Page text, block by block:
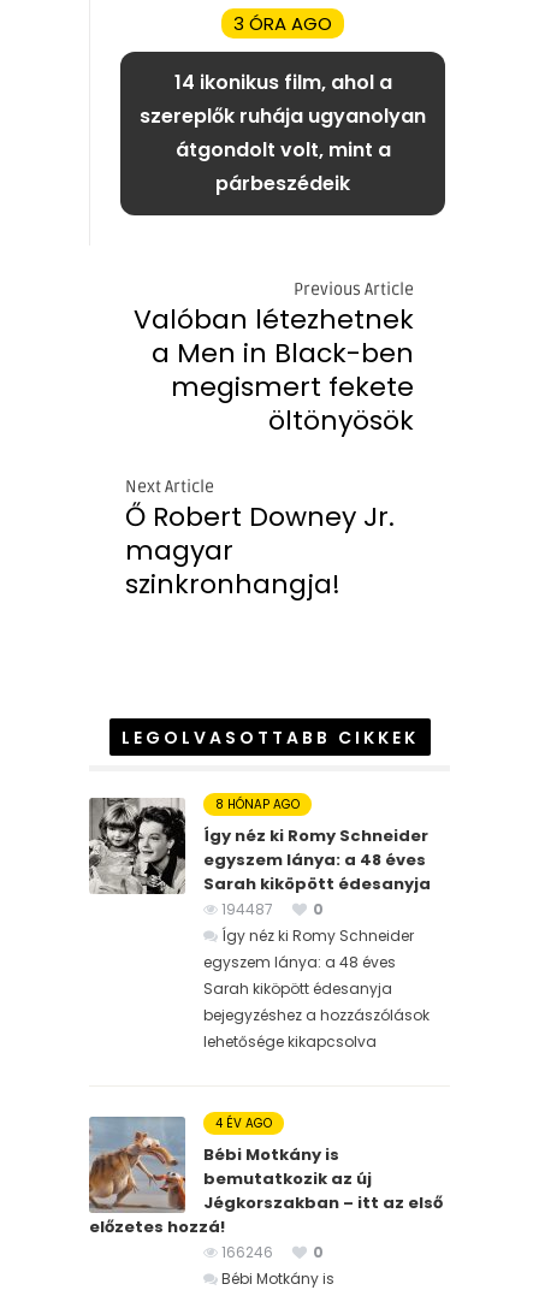
3 ÓRA AGO
14 ikonikus film, ahol a
szereplők ruhája ugyanolyan
átgondolt volt, mint a
párbeszédeik
Previous Article
Valóban létezhetnek
a Men in Black-ben
megismert fekete
öltönyösök
Next Article
Ő Robert Downey Jr.
magyar
szinkronhangja!
LEGOLVASOTTABB CIKKEK
8 HÓNAP AGO
Így néz ki Romy Schneider
egyszem lánya: a 48 éves
Sarah kiköpött édesanyja
194487
0
Így néz ki Romy Schneider
egyszem lánya: a 48 éves
Sarah kiköpött édesanyja
bejegyzéshez a hozzászólások
lehetősége kikapcsolva
4 ÉV AGO
Bébi Motkány is
bemutatkozik az új
Jégkorszakban – itt az első
előzetes hozzá!
166246
0
Bébi Motkány is